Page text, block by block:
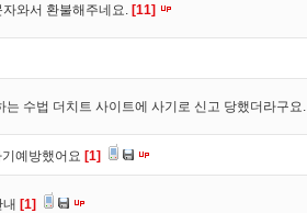
와서 환불해주네요. [11]
수법 더치트 사이트에 사기로 신고 당했더라구요.
예방했어요 [1]
[1]